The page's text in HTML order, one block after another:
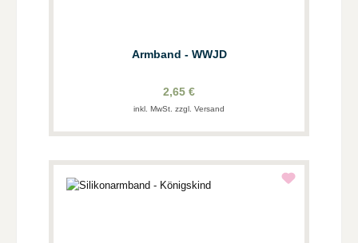
Armband - WWJD
2,65 €
inkl. MwSt. zzgl. Versand